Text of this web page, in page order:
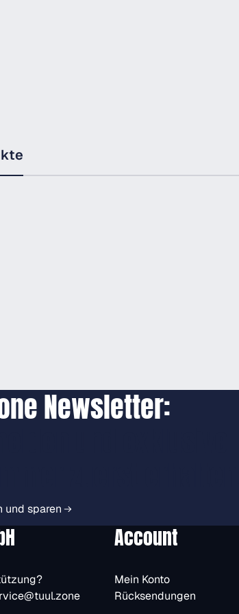
Newsletter:
und sparen
Account
Mein Konto
Rücksendungen